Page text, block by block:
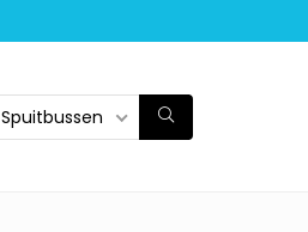
Spuitbussen